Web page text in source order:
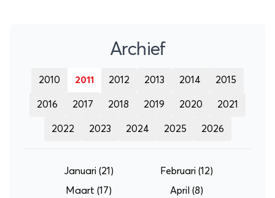
Archief
2010 2011 2012 2013 2014 2015
2016 2017 2018 2019 2020 2021
2022 2023 2024 2025 2026
Januari (21) Februari (12)
Maart (17) April (8)